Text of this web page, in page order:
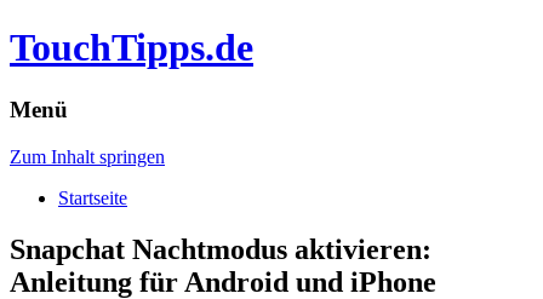
TouchTipps.de
Menü
Zum Inhalt springen
Startseite
Snapchat Nachtmodus aktivieren:
Anleitung für Android und iPhone